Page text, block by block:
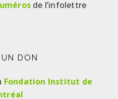
de l’infolettre
DON
Fondation Institut de